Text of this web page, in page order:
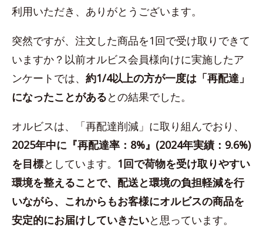
利用いただき、ありがとうございます。
突然ですが、注文した商品を1回で受け取りできて
いますか？以前オルビス会員様向けに実施したア
ンケートでは、 約1/4以上の方が一度は「再配達」
になったことがあるとの結果でした。
オルビスは、「再配達削減」に取り組んでおり、
2025年中に『再配達率：8%』(2024年実績：9.6%)
を目標としています。 1回で荷物を受け取りやすい
環境を整えることで、配送と環境の負担軽減を行
いながら、これからもお客様にオルビスの商品を
安定的にお届けしていきたいと思っています。